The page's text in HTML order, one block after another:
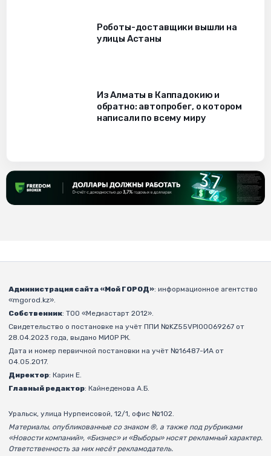
Роботы-доставщики вышли на
улицы Астаны
Из Алматы в Каппадокию и
обратно: автопробег, о котором
написали по всему миру
Администрация сайта «Мой ГОРОД»: информационное агентство
«mgorod.kz».
Собственник: ТОО «Медиастарт 2012».
Свидетельство о постановке на учёт ППИ №KZ55VPI00069267 от
28.04.2023 года, выдано МИОР РК.
Дата и номер первичной постановки на учёт №16487-ИА от
04.05.2017.
Директор: Карин Е.
Главный редактор: Кайнеденова А.Б.
Уральск, улица Нурпеисовой, 12/1, офис №102.
Материалы, опубликованные со знаком ®, а также под рубриками
«Новости компаний», «Бизнес» и «Выборы» носят рекламный характер.
Ответственность за них несёт рекламодатель.